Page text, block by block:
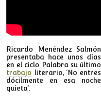
Ricardo Menéndez Salmón
presentaba hace unos días
en el ciclo Palabra su último
trabajo literario, ‘No entres
dócilmente en esa noche
quieta’.